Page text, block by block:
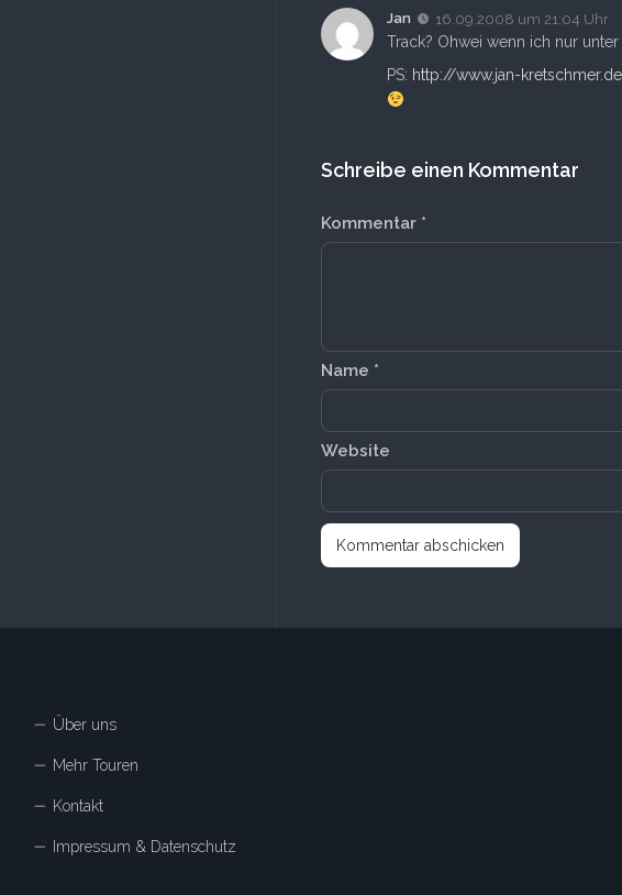
Jan 16.09.2008 um 21:04 Uhr
Track? Ohwei wenn ich nur
PS: http://www.jan-
Schreibe einen Kommentar
Kommentar *
Name *
Website
Über uns
Mehr Touren
Kontakt
Impressum & Datenschutz